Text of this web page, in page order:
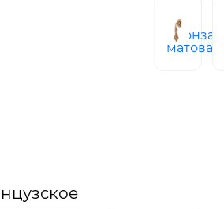
бронза
матовая